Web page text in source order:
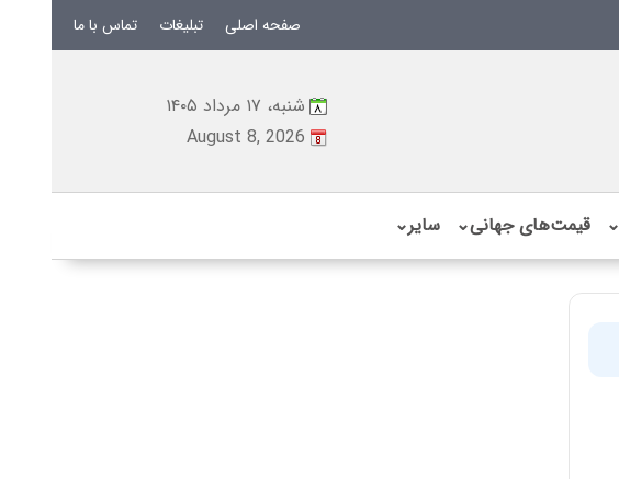
صفحه اصلی تبلیغات تماس با ما
شنبه، ۱۷ مرداد ۱۴۰۵
August 8, 2026
⌄ قیمت‌های جهانی⌄ سایر⌄